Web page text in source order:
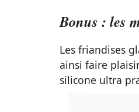
Bonus : les
Les friandises
ainsi faire
silicone ultra